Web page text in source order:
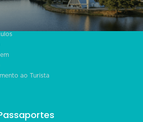
ao Turista